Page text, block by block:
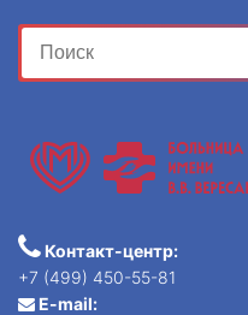
Контакт-центр:
+7 (499) 450-55-81
E-mail: